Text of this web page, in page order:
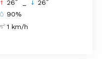
26 26
90%
1 km/h